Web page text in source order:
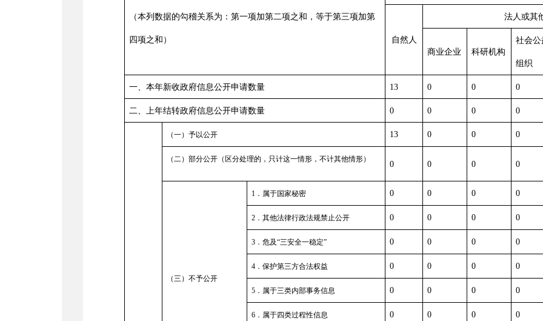
（本列数据的勾稽关系为：第一项加第二项之和，等于第三项加第
四项之和） 自然人
法人或其
商业企业 科研机构
社会公
组织
一、本年新收政府信息公开申请数量 13 0 0 0
二、上年结转政府信息公开申请数量 0 0 0 0
（一）予以公开 13 0 0 0
（二）部分公开（区分处理的，只计这一情形，不计其他情形）
0 0 0 0
（三）不予公开
1 ．属于国家秘密 0 0 0 0
2 ．其他法律行政法规禁止公开 0 0 0 0
3 ．危及“三安全一稳定” 0 0 0 0
4 ．保护第三方合法权益 0 0 0 0
5 ．属于三类内部事务信息 0 0 0 0
6 ．属于四类过程性信息 0 0 0 0